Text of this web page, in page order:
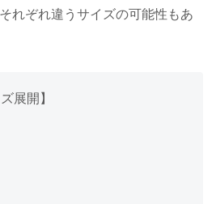
れぞれ違うサイズの可能性もあ
展開】